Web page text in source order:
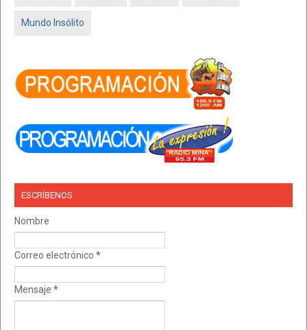
Mundo Insólito
ESCRÍBENOS
Nombre
Correo electrónico *
Mensaje *